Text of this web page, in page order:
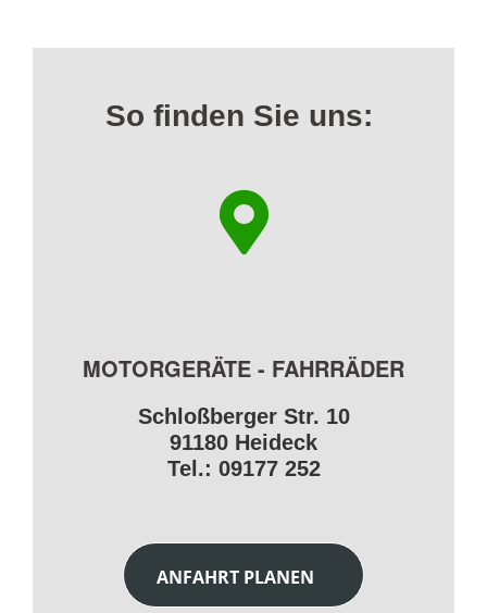
So finden Sie uns:
MOTORGERÄTE - FAHRRÄDER
Schloßberger Str. 10
91180 Heideck
Tel.: 09177 252
ANFAHRT PLANEN